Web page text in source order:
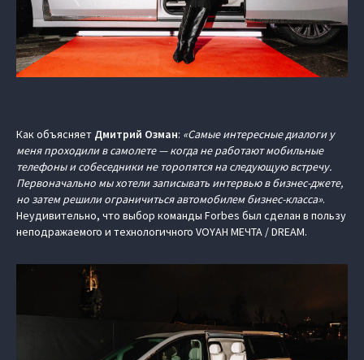
Как объясняет Дмитрий Озман: «Самые интересные диалоги у
меня проходили в самолете — когда не работают мобильные
телефоны и собеседники не торопятся на следующую встречу.
Первоначально мы хотели записывать интервью в бизнес-джете,
но затем решили ограничиться автомобилем бизнес-класса».
Неудивительно, что выбор команды Forbes был сделан в пользу
неподражаемого и технологичного VOYAH МЕЧТА / DREAM.